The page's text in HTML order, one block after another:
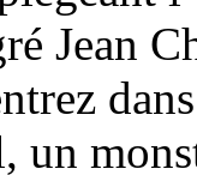
Jean
un